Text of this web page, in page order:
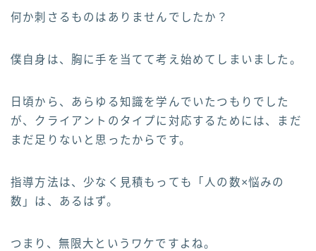
何か刺さるものはありませんでしたか？
僕自身は、胸に手を当てて考え始めてしまいました。
日頃から、あらゆる知識を学んでいたつもりでした
が、クライアントのタイプに対応するためには、まだ
まだ足りないと思ったからです。
指導方法は、少なく見積もっても「人の数×悩みの
数」は、あるはず。
つまり、無限大というワケですよね。